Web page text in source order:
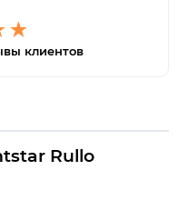
клиентов
Rullo